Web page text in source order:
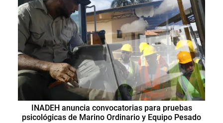
INADEH anuncia convocatorias para pruebas
psicológicas de Marino Ordinario y Equipo Pesado